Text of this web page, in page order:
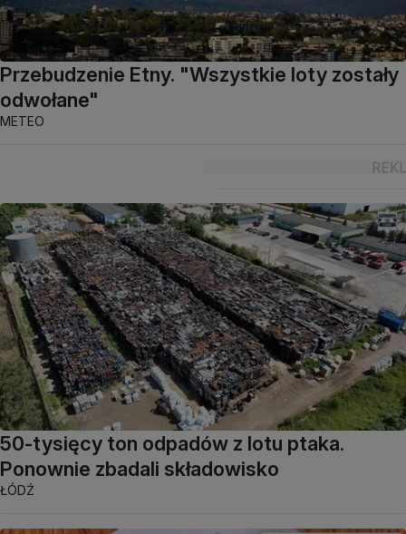
Przebudzenie Etny. "Wszystkie loty zostały
odwołane"
METEO
50-tysięcy ton odpadów z lotu ptaka.
Ponownie zbadali składowisko
ŁÓDŹ